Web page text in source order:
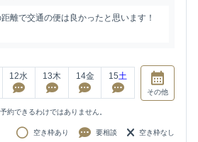
離で交通の便は良かったと思います！
12水 13木 14金 15土
その他
約できるわけではありません。
空き枠あり 要相談 空き枠なし